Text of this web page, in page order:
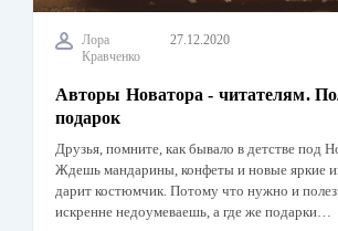
Лора
Кравченко
27.12.2020
Авторы Новатора - читателям.
подарок
Друзья, помните, как бывало в детстве под
Ждешь мандарины, конфеты и новые яркие
дарит костюмчик. Потому что нужно и
искренне недоумеваешь, а где же подарки…